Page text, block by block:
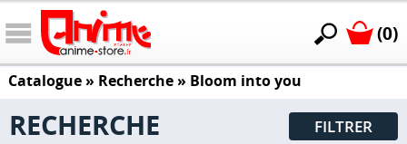
(0)
Catalogue» Recherche » Bloom into you
RECHERCHE FILTRER